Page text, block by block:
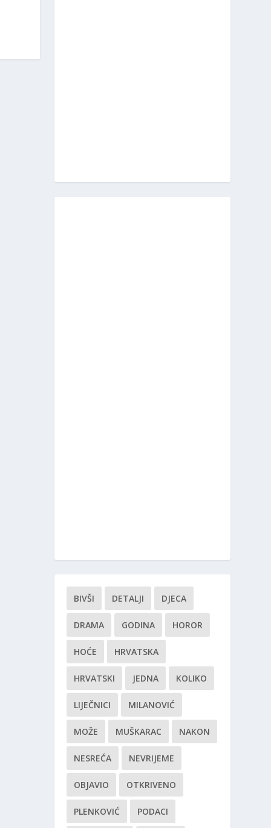
BIVŠI DETALJI DJECA
DRAMA GODINA HOROR
HOĆE HRVATSKA
HRVATSKI JEDNA KOLIKO
LIJEČNICI MILANOVIĆ
MOŽE MUŠKARAC NAKON
NESREĆA NEVRIJEME
OBJAVIO OTKRIVENO
PLENKOVIĆ PODACI